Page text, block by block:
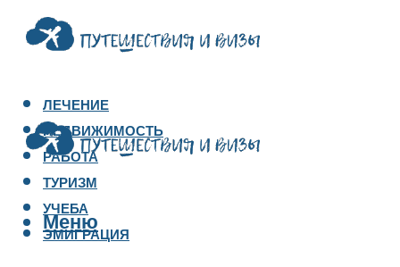
ЛЕЧЕНИЕ
НЕДВИЖИМОСТЬ
РАБОТА
ТУРИЗМ
УЧЕБА
ЭМИГРАЦИЯ
Меню